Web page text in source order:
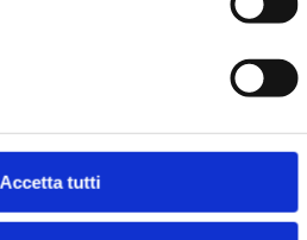
Accetta tutti